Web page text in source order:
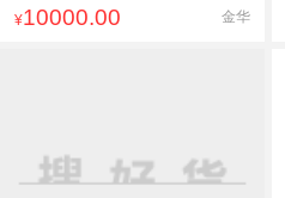
¥10000.00 金华